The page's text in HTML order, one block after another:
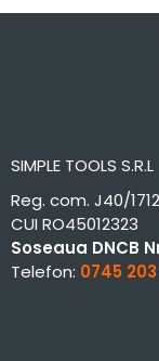
SIMPLE TOOLS S.R.L
Reg. com. J40/
CUI RO45012323
Soseaua DNCB
Telefon: 0745